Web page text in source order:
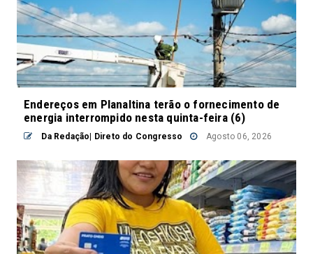
Endereços em Planaltina terão o fornecimento de
energia interrompido nesta quinta-feira (6)
Da Redação| Direto do Congresso Agosto 06, 2026